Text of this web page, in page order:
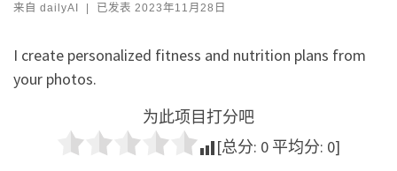
来自 dailyAI | 已发表 2023年11月28日
I create personalized fitness and nutrition plans from
your photos.
为此项目打分吧
[总分: 0 平均分: 0]